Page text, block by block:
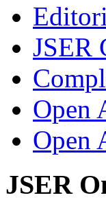
JSER
Open
Open
JSER